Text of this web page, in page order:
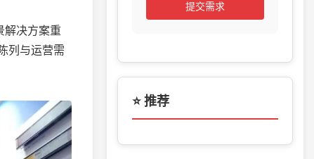
解决方案重
列与运营需
提交需求
⭐ 推荐